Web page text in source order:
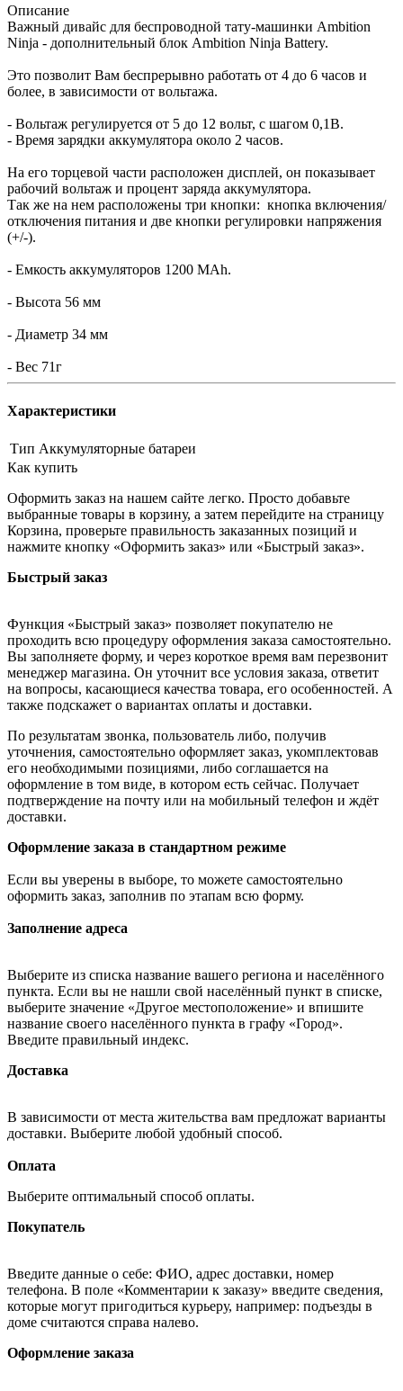
Описание
Важный дивайс для беспроводной тату-машинки Ambition
Ninja - дополнительный блок Ambition Ninja Battery.
Это позволит Вам беспрерывно работать от 4 до 6 часов и
более, в зависимости от вольтажа.
- Вольтаж регулируется от 5 до 12 вольт, с шагом 0,1В.
- Время зарядки аккумулятора около 2 часов.
На его торцевой части расположен дисплей, он показывает
рабочий вольтаж и процент заряда аккумулятора.
Так же на нем расположены три кнопки: кнопка включения/
отключения питания и две кнопки регулировки напряжения
(+/-).
- Емкость аккумуляторов 1200 МAh.
- Высота 56 мм
- Диаметр 34 мм
- Вес 71г
Характеристики
Тип Аккумуляторные батареи
Как купить
Оформить заказ на нашем сайте легко. Просто добавьте
выбранные товары в корзину, а затем перейдите на страницу
Корзина, проверьте правильность заказанных позиций и
нажмите кнопку «Оформить заказ» или «Быстрый заказ».
Быстрый заказ
Функция «Быстрый заказ» позволяет покупателю не
проходить всю процедуру оформления заказа самостоятельно.
Вы заполняете форму, и через короткое время вам перезвонит
менеджер магазина. Он уточнит все условия заказа, ответит
на вопросы, касающиеся качества товара, его особенностей. А
также подскажет о вариантах оплаты и доставки.
По результатам звонка, пользователь либо, получив
уточнения, самостоятельно оформляет заказ, укомплектовав
его необходимыми позициями, либо соглашается на
оформление в том виде, в котором есть сейчас. Получает
подтверждение на почту или на мобильный телефон и ждёт
доставки.
Оформление заказа в стандартном режиме
Если вы уверены в выборе, то можете самостоятельно
оформить заказ, заполнив по этапам всю форму.
Заполнение адреса
Выберите из списка название вашего региона и населённого
пункта. Если вы не нашли свой населённый пункт в списке,
выберите значение «Другое местоположение» и впишите
название своего населённого пункта в графу «Город».
Введите правильный индекс.
Доставка
В зависимости от места жительства вам предложат варианты
доставки. Выберите любой удобный способ.
Оплата
Выберите оптимальный способ оплаты.
Покупатель
Введите данные о себе: ФИО, адрес доставки, номер
телефона. В поле «Комментарии к заказу» введите сведения,
которые могут пригодиться курьеру, например: подъезды в
доме считаются справа налево.
Оформление заказа